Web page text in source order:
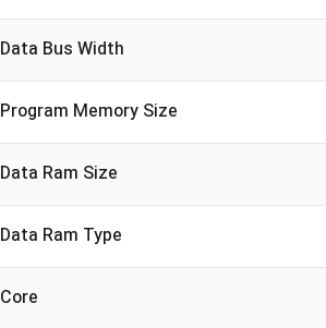
Data Bus Width
Program Memory Size
Data Ram Size
Data Ram Type
Core